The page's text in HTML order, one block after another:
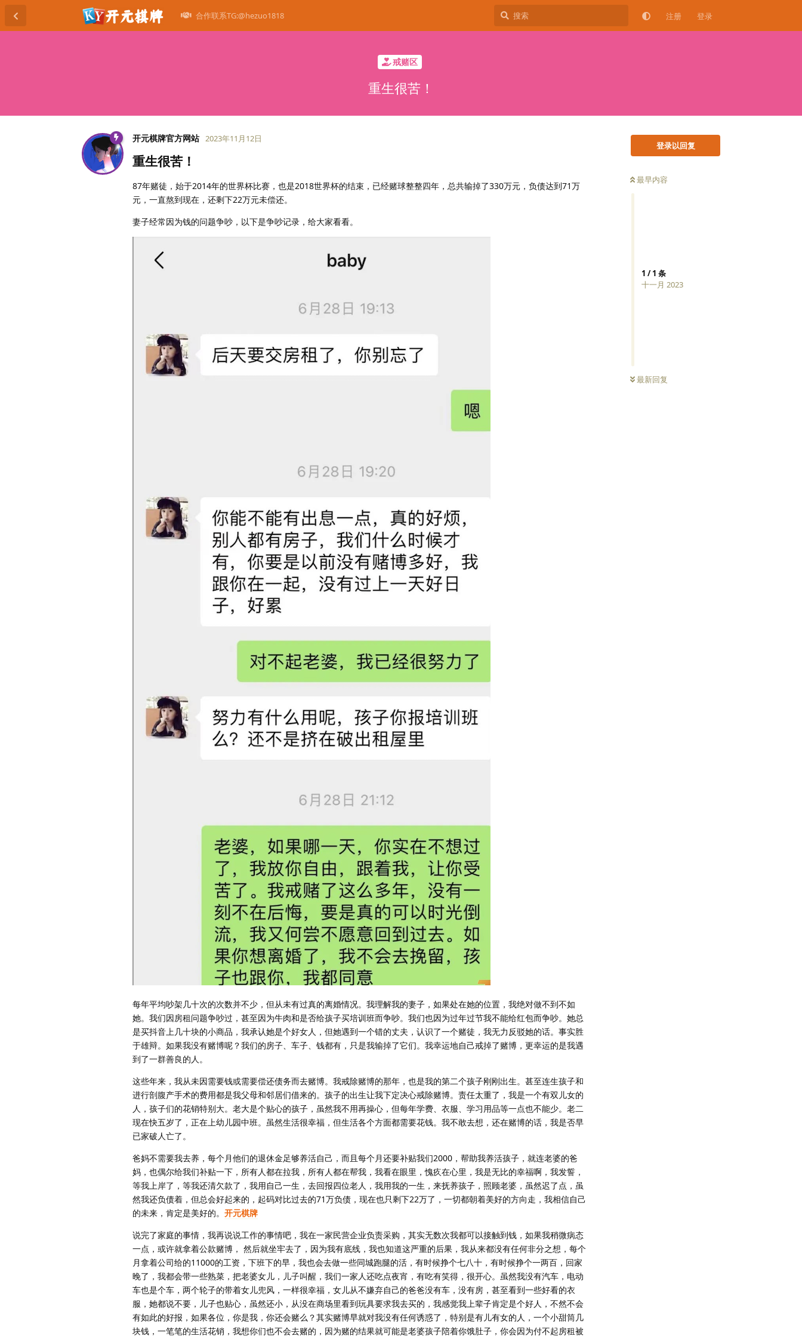
合作联系TG:@hezuo1818 注册 登录
戒赌区
重生很苦！
登录以回复
最早内容
1 /1 条
十一月 2023
最新回复
开元棋牌官方网站 2023年11月12日
重生很苦！
87年赌徒，始于2014年的世界杯比赛，也是2018世界杯的结束，已经赌球整整四年，总共输掉了330万元，负债达到71万
元，一直熬到现在，还剩下22万元未偿还。
妻子经常因为钱的问题争吵，以下是争吵记录，给大家看看。
每年平均吵架几十次的次数并不少，但从未有过真的离婚情况。我理解我的妻子，如果处在她的位置，我绝对做不到不如
她。我们因房租问题争吵过，甚至因为牛肉和是否给孩子买培训班而争吵。我们也因为过年过节我不能给红包而争吵。她总
是买抖音上几十块的小商品，我承认她是个好女人，但她遇到一个错的丈夫，认识了一个赌徒，我无力反驳她的话。事实胜
于雄辩。如果我没有赌博呢？我们的房子、车子、钱都有，只是我输掉了它们。我幸运地自己戒掉了赌博，更幸运的是我遇
到了一群善良的人。
这些年来，我从未因需要钱或需要偿还债务而去赌博。我戒除赌博的那年，也是我的第二个孩子刚刚出生。甚至连生孩子和
进行剖腹产手术的费用都是我父母和邻居们借来的。孩子的出生让我下定决心戒除赌博。责任太重了，我是一个有双儿女的
人，孩子们的花销特别大。老大是个贴心的孩子，虽然我不用再操心，但每年学费、衣服、学习用品等一点也不能少。老二
现在快五岁了，正在上幼儿园中班。虽然生活很幸福，但生活各个方面都需要花钱。我不敢去想，还在赌博的话，我是否早
已家破人亡了。
爸妈不需要我去养，每个月他们的退休金足够养活自己，而且每个月还要补贴我们2000，帮助我养活孩子，就连老婆的爸
妈，也偶尔给我们补贴一下，所有人都在拉我，所有人都在帮我，我看在眼里，愧疚在心里，我是无比的幸福啊，我发誓，
等我上岸了，等我还清欠款了，我用自己一生，去回报四位老人，我用我的一生，来抚养孩子，照顾老婆，虽然迟了点，虽
然我还负债着，但总会好起来的，起码对比过去的71万负债，现在也只剩下22万了，一切都朝着美好的方向走，我相信自己
的未来，肯定是美好的。 开元棋牌
说完了家庭的事情，我再说说工作的事情吧，我在一家民营企业负责采购，其实无数次我都可以接触到钱，如果我稍微病态
一点，或许就拿着公款赌博， 然后就坐牢去了，因为我有底线，我也知道这严重的后果，我从来都没有任何非分之想，每个
月拿着公司给的11000的工资，下班下的早，我也会去做一些同城跑腿的活，有时候挣个七八十，有时候挣个一两百，回家
晚了，我都会带一些熟菜，把老婆女儿，儿子叫醒，我们一家人还吃点夜宵，有吃有笑得，很开心。虽然我没有汽车，电动
车也是个车，两个轮子的带着女儿兜风，一样很幸福，女儿从不嫌弃自己的爸爸没有车，没有房，甚至看到一些好看的衣
服，她都说不要，儿子也贴心，虽然还小，从没在商场里看到玩具要求我去买的，我感觉我上辈子肯定是个好人，不然不会
有如此的好报，如果各位，你是我，你还会赌么？其实赌博早就对我没有任何诱惑了，特别是有儿有女的人，一个小甜筒几
块钱，一笔笔的生活花销，我想你们也不会去赌的，因为赌的结果就可能是老婆孩子陪着你饿肚子，你会因为付不起房租被